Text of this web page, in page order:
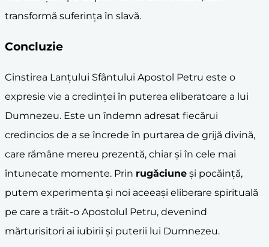
transformă suferința în slavă.
Concluzie
Cinstirea Lanțului Sfântului Apostol Petru este o
expresie vie a credinței în puterea eliberatoare a lui
Dumnezeu. Este un îndemn adresat fiecărui
credincios de a se încrede în purtarea de grijă divină,
care rămâne mereu prezentă, chiar și în cele mai
întunecate momente. Prin rugăciune și pocăință,
putem experimenta și noi aceeași eliberare spirituală
pe care a trăit-o Apostolul Petru, devenind
mărturisitori ai iubirii și puterii lui Dumnezeu.